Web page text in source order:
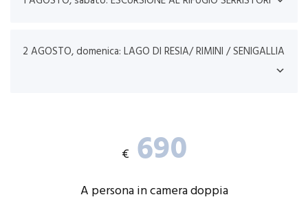
2 AGOSTO, domenica: LAGO DI RESIA/ RIMINI / SENIGALLIA
€ 690
A persona in camera doppia